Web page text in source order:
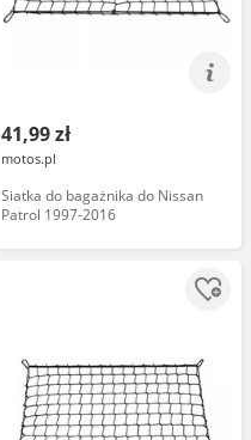
41,99 zł
motos.pl
Siatka do bagażnika do Nissan
Patrol 1997-2016